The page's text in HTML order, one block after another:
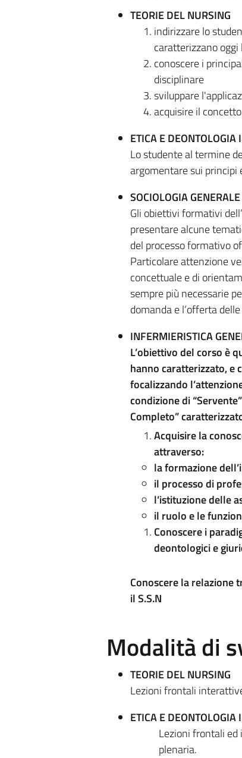
TEORIE DEL NURSING
indirizzare lo
caratterizzano
conoscere i
disciplinare
sviluppare
acquisire il
ETICA E
Lo studente al termine
argomentare sui principi
SOCIOLOGIA GENERALE
Gli obiettivi formativi
presentare alcune
del processo formativo
Particolare attenzione
concettuale e di
sempre più necessarie
domanda e l’offerta
INFERMIERISTICA
L’obiettivo del corso è
hanno caratterizzato, e
focalizzando
condizione di
Completo”
Acquisire la
attraverso:
la formazione
il processo di
l’istituzione delle
il ruolo e le
Conoscere i
deontologici e
Conoscere la relazione
il S.S.N
Modalità di
TEORIE DEL NURSING
Lezioni frontali
ETICA E
Lezioni frontali ed
plenaria.